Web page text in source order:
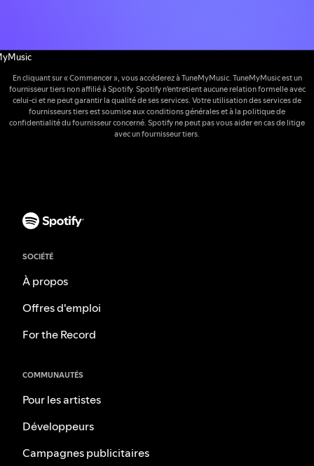
En cliquant sur « Commencer », vous accéderez à TuneMyMusic. TuneMyMusic est un
fournisseur tiers non affilié à Spotify. Spotify n'entretient aucune relation formelle avec
celui-ci et ne peut garantir la qualité de ses services. Votre utilisation des services de
fournisseurs tiers est soumise aux conditions générales et à la politique de
confidentialité du fournisseur concerné. Spotify ne peut pas vous aider en cas de litige
avec un fournisseur tiers.
SOCIÉTÉ
À propos
Offres d'emploi
For the Record
COMMUNAUTÉS
Pour les artistes
Développeurs
Campagnes publicitaires